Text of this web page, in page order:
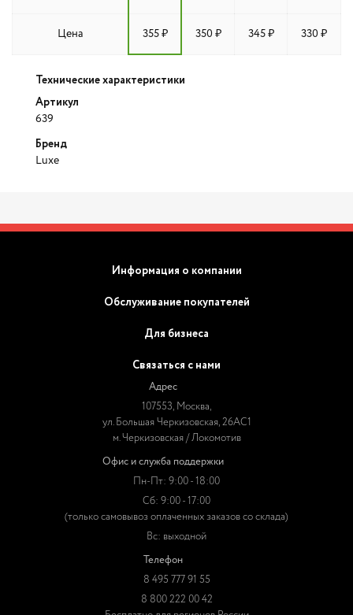
Цена 355 ₽ 350 ₽ 345 ₽ 330 ₽
Технические характеристики
Артикул
639
Бренд
Luxe
Информация о компании
Обслуживание покупателей
Для бизнеса
Связаться с нами
Адрес
107553, Москва,
ул. Большая Черкизовская, 26АС1
м. Черкизовская / Локомотив
Офис и служба поддержки
Пн-Пт: 9:00 - 18:00
Сб: 9:00 - 17:00
(только самовывоз оплаченных заказов со склада)
Вс: выходной
Телефон
8 495 777 91 55
8 800 222 00 42